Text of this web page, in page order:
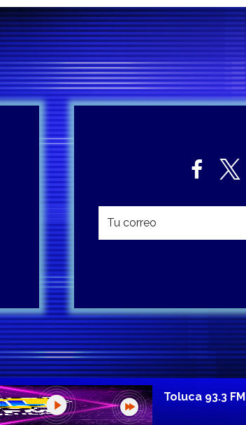
Toluca 93.3 FM